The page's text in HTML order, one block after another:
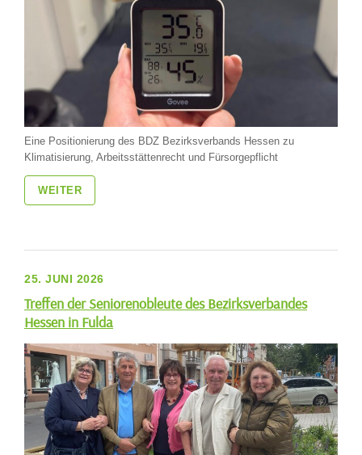
Eine Positionierung des BDZ Bezirksverbands Hessen zu
Klimatisierung, Arbeitsstättenrecht und Fürsorgepflicht
WEITER
25. JUNI 2026
Treffen der Seniorenobleute des Bezirksverbandes
Hessen in Fulda